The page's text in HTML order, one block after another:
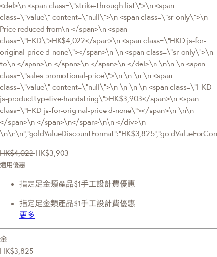
<del>\n <span class=\"strike-through list\">\n <span
class=\"value\" content=\"null\">\n <span class=\"sr-only\">\n
Price reduced from\n </span>\n <span
class=\"HKD\">HK$4,022</span>\n <span class=\"HKD js-for-
original-price d-none\"></span>\n \n <span class=\"sr-only\">\n
to\n </span>\n </span>\n </span>\n </del>\n \n\n \n <span
class=\"sales promotional-price\">\n \n \n \n <span
class=\"value\" content=\"null\">\n \n \n \n <span class=\"HKD
js-producttypefive-handstring\">HK$3,903</span>\n <span
class=\"HKD js-for-original-price d-none\"></span>\n \n\n
</span>\n </span>\n</span>\n\n </div>\n
HK$4,022 HK$3,903
適用優惠
指定足金類產品$1手工設計費優惠
指定足金類產品$1手工設計費優惠
更多
金
HK$3,825